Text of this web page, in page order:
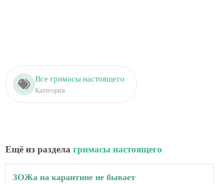
Все гримасы настоящего
Категория
Ещё из разделагримасы настоящего
ЗОЖа на карантине не бывает